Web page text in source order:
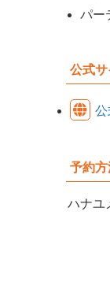
パー
公式
予約方
ハナユ